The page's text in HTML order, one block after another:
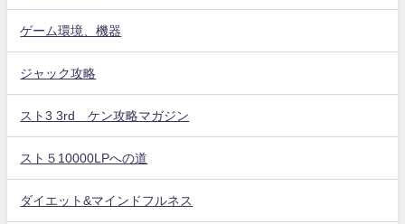
ゲーム環境、機器
ジャック攻略
スト3 3rd ケン攻略マガジン
スト５10000LPへの道
ダイエット&マインドフルネス